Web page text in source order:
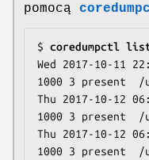
pomocą
$ coredumpctl
Wed 2017-10-11
1000 3 present
Thu 2017-10-12
1000 3 present
Thu 2017-10-12
1000 3 present